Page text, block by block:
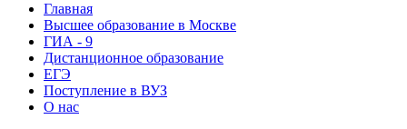
Главная
Высшее образование в Москве
ГИА - 9
Дистанционное образование
ЕГЭ
Поступление в ВУЗ
О нас